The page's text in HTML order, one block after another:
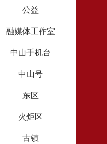
公益
融媒体工作室
中山手机台
中山号
东区
火炬区
古镇